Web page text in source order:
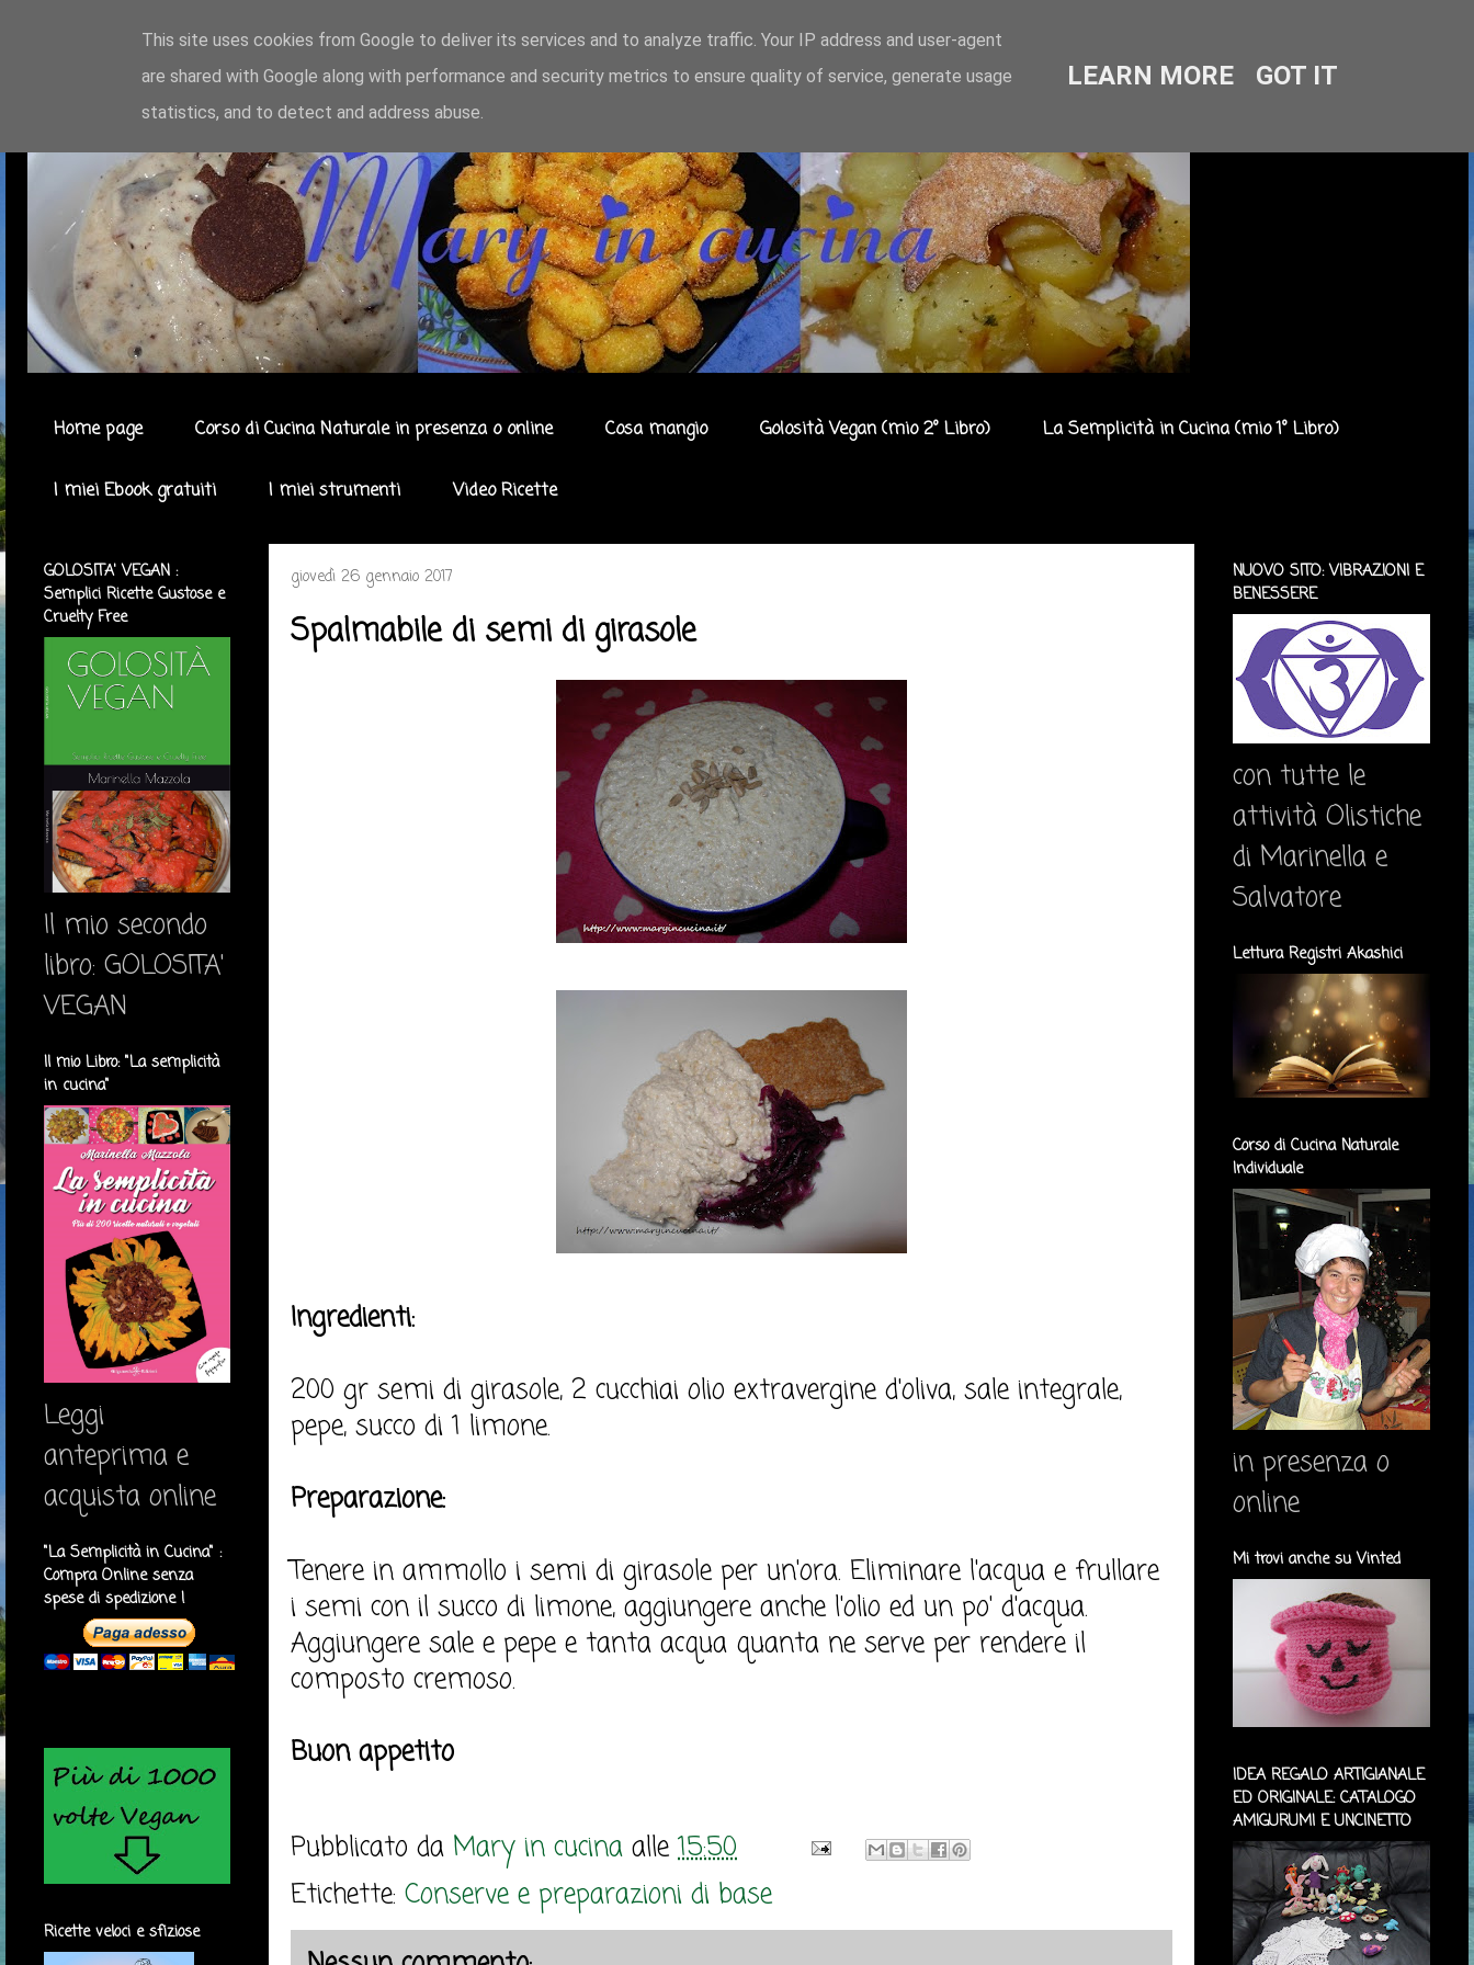
Home page Corso di Cucina Naturale in presenza o online Cosa mangio Golosità Vegan (mio 2° Libro) La Semplicità in Cucina (mio 1° Libro)
I miei Ebook gratuiti I miei strumenti Video Ricette
giovedì 26 gennaio 2017
Spalmabile di semi di girasole
Ingredienti:
200 gr semi di girasole, 2 cucchiai olio extravergine d'oliva, sale integrale,
pepe, succo di 1 limone.
Preparazione:
Tenere in ammollo i semi di girasole per un'ora. Eliminare l'acqua e frullare
i semi con il succo di limone, aggiungere anche l'olio ed un po' d'acqua.
Aggiungere sale e pepe e tanta acqua quanta ne serve per rendere il
composto cremoso.
Buon appetito
Pubblicato da Mary in cucina alle 15:50
Etichette: Conserve e preparazioni di base
GOLOSITA' VEGAN :
Semplici Ricette Gustose e
Cruelty Free
Il mio secondo
libro: GOLOSITA'
VEGAN
Il mio Libro: "La semplicità
in cucina"
Leggi
anteprima e
acquista online
"La Semplicità in Cucina" :
Compra Online senza
spese di spedizione !
Ricette veloci e sfiziose
NUOVO SITO: VIBRAZIONI E
BENESSERE
con tutte le
attività Olistiche
di Marinella e
Salvatore
Lettura Registri Akashici
Corso di Cucina Naturale
Individuale
in presenza o
online
Mi trovi anche su Vinted
IDEA REGALO ARTIGIANALE
ED ORIGINALE: CATALOGO
AMIGURUMI E UNCINETTO
This site uses cookies from Google to deliver its services and to analyze traffic. Your IP address and user-agent
are shared with Google along with performance and security metrics to ensure quality of service, generate usage
statistics, and to detect and address abuse.
LEARN MORE GOT IT